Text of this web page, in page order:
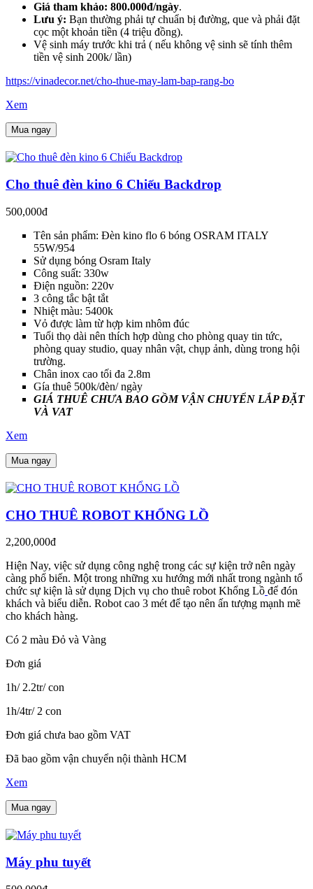
Giá tham khảo: 800.000đ/ngày.
Lưu ý: Bạn thường phải tự chuẩn bị đường, que và phải đặt
cọc một khoản tiền (4 triệu đồng).
Vệ sinh máy trước khi trả ( nếu không vệ sinh sẽ tính thêm
tiền vệ sinh 200k/ lần)
https://vinadecor.net/cho-thue-may-lam-bap-rang-bo
Xem
Mua ngay
Cho thuê đèn kino 6 Chiếu Backdrop
500,000đ
Tên sản phẩm: Đèn kino flo 6 bóng OSRAM ITALY
55W/954
Sử dụng bóng Osram Italy
Công suất: 330w
Điện nguồn: 220v
3 công tắc bật tắt
Nhiệt màu: 5400k
Vỏ được làm từ hợp kim nhôm đúc
Tuổi thọ dài nên thích hợp dùng cho phòng quay tin tức,
phòng quay studio, quay nhân vật, chụp ảnh, dùng trong hội
trường.
Chân inox cao tối đa 2.8m
Gía thuê 500k/đèn/ ngày
GIÁ THUÊ CHƯA BAO GỒM VẬN CHUYỂN LẮP ĐẶT
VÀ VAT
Xem
Mua ngay
CHO THUÊ ROBOT KHỔNG LỒ
2,200,000đ
Hiện Nay, việc sử dụng công nghệ trong các sự kiện trở nên ngày
càng phổ biến. Một trong những xu hướng mới nhất trong ngành tổ
chức sự kiện là sử dụng Dịch vụ cho thuê robot Khổng Lồ để đón
khách và biểu diễn. Robot cao 3 mét để tạo nên ấn tượng mạnh mẽ
cho khách hàng.
Có 2 màu Đỏ và Vàng
Đơn giá
1h/ 2.2tr/ con
1h/4tr/ 2 con
Đơn giá chưa bao gồm VAT
Đã bao gồm vận chuyển nội thành HCM
Xem
Mua ngay
Máy phu tuyết